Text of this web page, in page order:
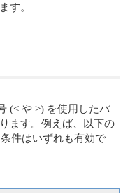
す。
(< や >) を使用したパ
ます。例えば、以下の
件はいずれも有効で